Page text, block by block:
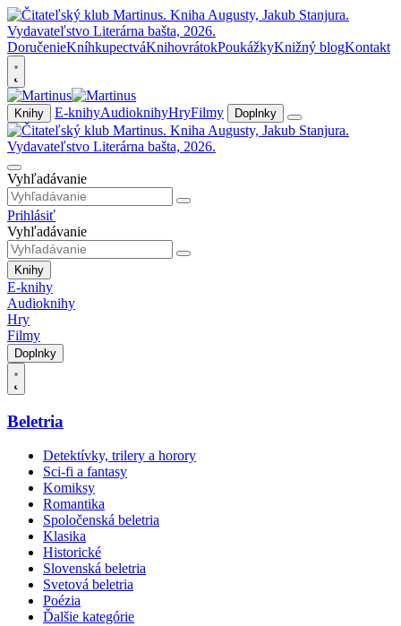
DoručenieKníhkupectváKnihovrátokPoukážkyKnižný blogKontakt
Knihy E-knihyAudioknihyHryFilmy Doplnky
Vyhľadávanie
Prihlásiť
Vyhľadávanie
Knihy
E-knihy
Audioknihy
Hry
Filmy
Doplnky
Beletria
Detektívky, trilery a horory
Sci-fi a fantasy
Komiksy
Romantika
Spoločenská beletria
Klasika
Historické
Slovenská beletria
Svetová beletria
Poézia
Ďalšie kategórie